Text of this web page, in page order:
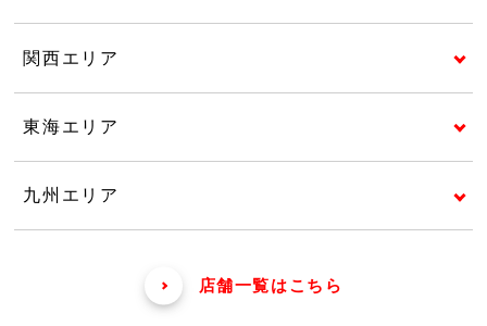
関西エリア
東海エリア
九州エリア
店舗一覧はこちら